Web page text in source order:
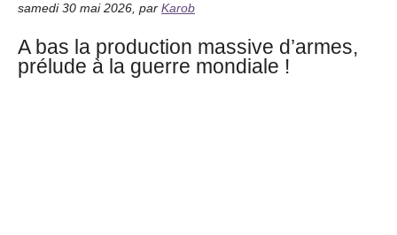
samedi 30 mai 2026 par Karob
A bas la production massive d’armes,
prélude à la guerre mondiale !